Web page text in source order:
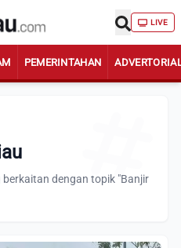
LIVE
PEMERINTAHAN
dengan topik "Banjir